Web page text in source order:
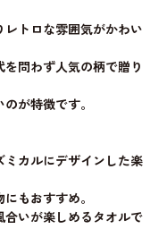
トロな雰囲気がかわい
問わず人気の柄で贈り
が特徴です。
カルにデザインした楽
もおすすめ。
いが楽しめるタオルで